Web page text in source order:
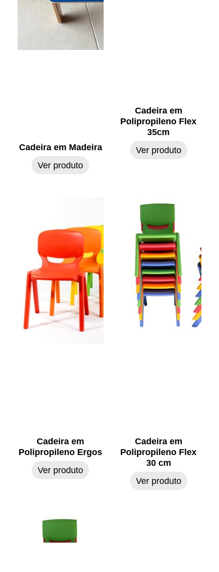
Cadeira em Madeira
Ver produto
Cadeira em
Polipropileno Flex
35cm
Ver produto
Cadeira em
Polipropileno Ergos
Ver produto
Cadeira em
Polipropileno Flex
30 cm
Ver produto